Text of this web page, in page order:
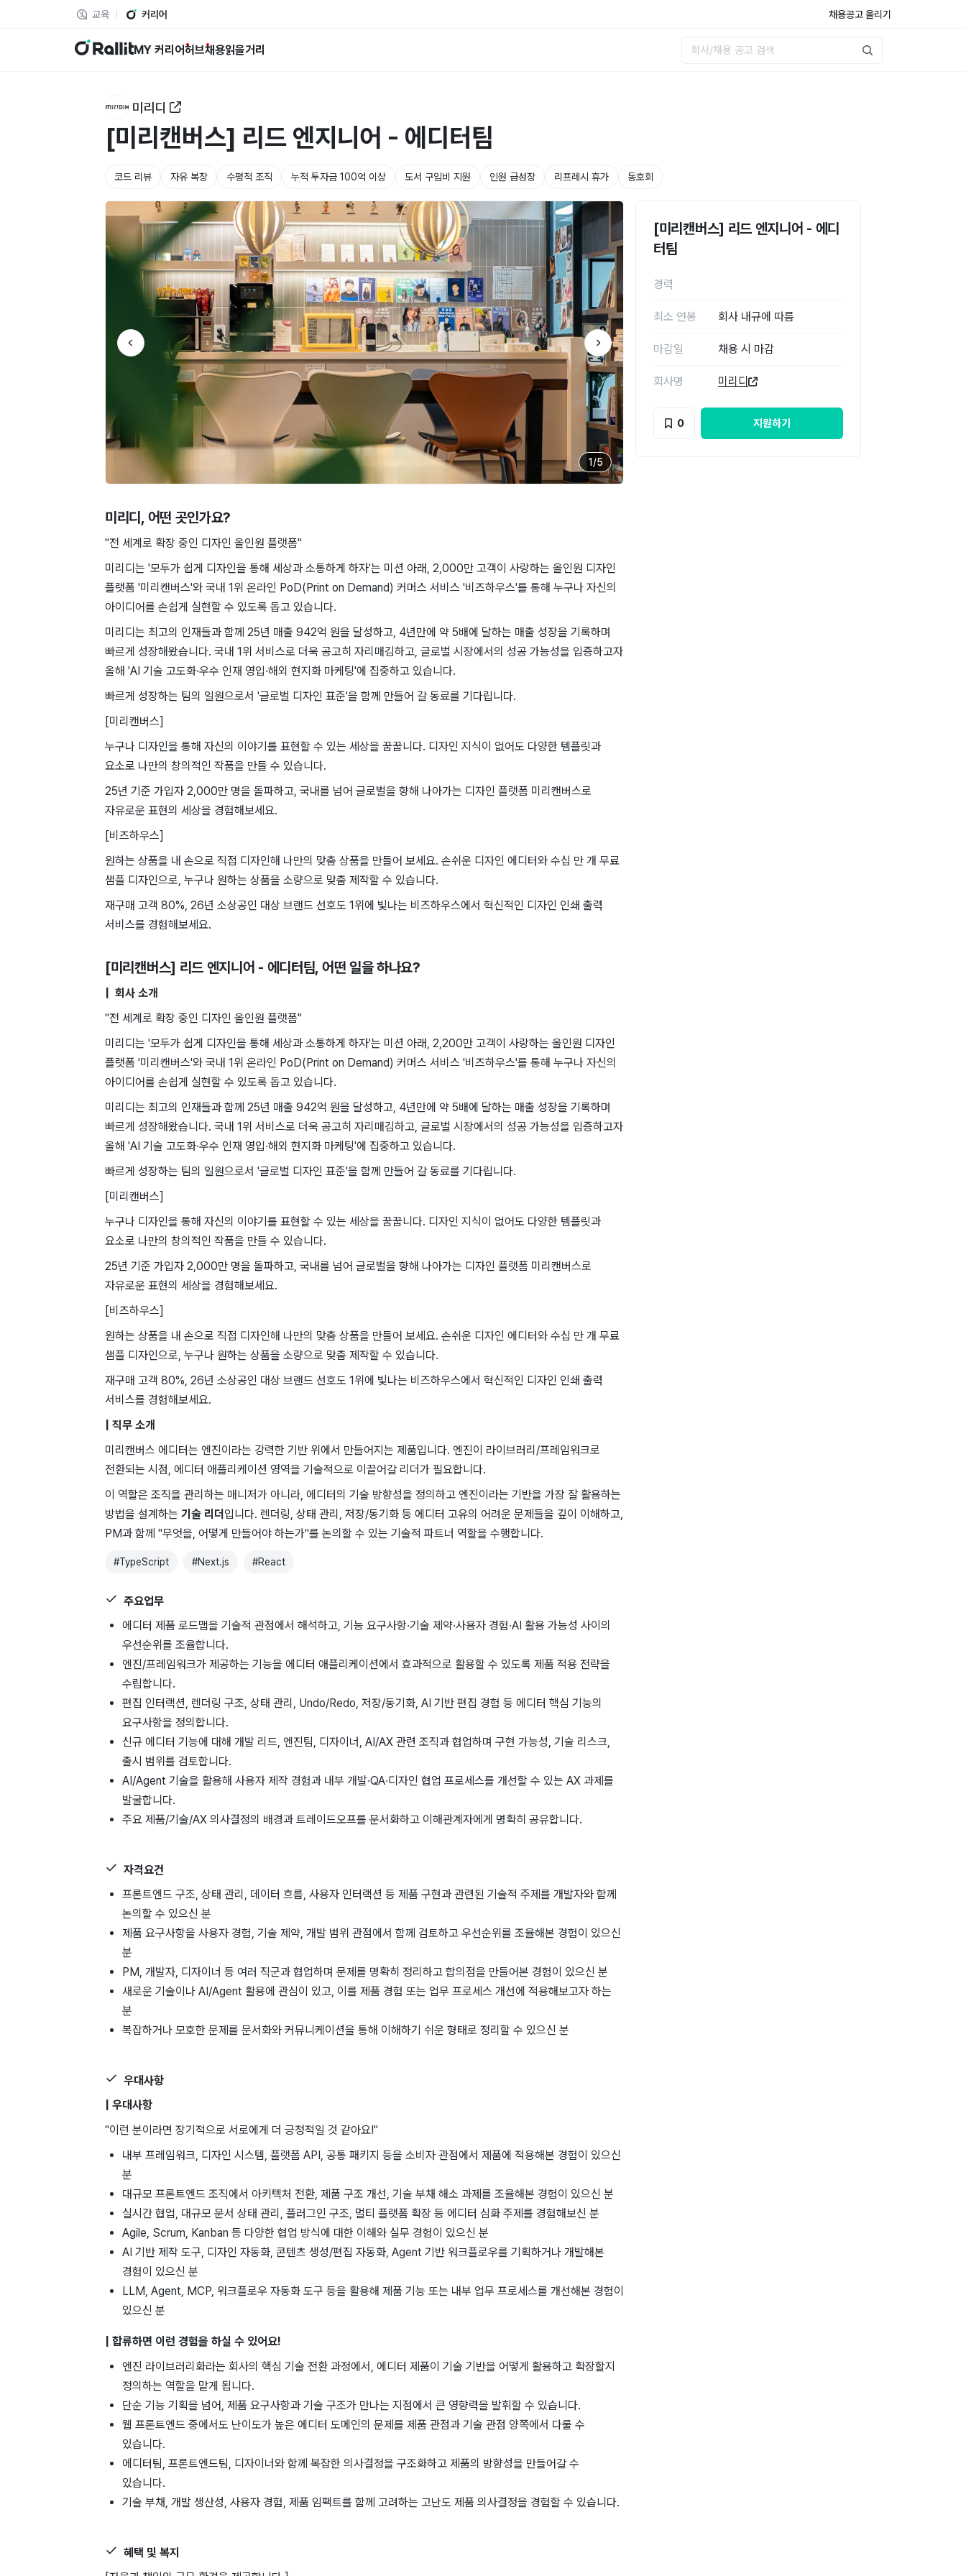
교육 커리어 채용공고 올리기
랠릿 MY 커리어허브채용읽을거리
미리디
[미리캔버스] 리드 엔지니어 - 에디터팀
코드 리뷰 자유 복장 수평적 조직 누적 투자금 100억 이상 도서 구입비 지원 인원 급성장 리프레시 휴가 동호회
1/5
미리디 , 어떤 곳인가요?
"전 세계로 확장 중인 디자인 올인원 플랫폼"
미리디는 '모두가 쉽게 디자인을 통해 세상과 소통하게 하자'는 미션 아래, 2,000만 고객이 사랑하는 올인원 디자인
플랫폼 '미리캔버스'와 국내 1위 온라인 PoD(Print on Demand) 커머스 서비스 '비즈하우스'를 통해 누구나 자신의
아이디어를 손쉽게 실현할 수 있도록 돕고 있습니다.
미리디는 최고의 인재들과 함께 25년 매출 942억 원을 달성하고, 4년만에 약 5배에 달하는 매출 성장을 기록하며
빠르게 성장해왔습니다. 국내 1위 서비스로 더욱 공고히 자리매김하고, 글로벌 시장에서의 성공 가능성을 입증하고자
올해 'AI 기술 고도화·우수 인재 영입·해외 현지화 마케팅'에 집중하고 있습니다.
빠르게 성장하는 팀의 일원으로서 '글로벌 디자인 표준'을 함께 만들어 갈 동료를 기다립니다.
[미리캔버스]
누구나 디자인을 통해 자신의 이야기를 표현할 수 있는 세상을 꿈꿉니다. 디자인 지식이 없어도 다양한 템플릿과
요소로 나만의 창의적인 작품을 만들 수 있습니다.
25년 기준 가입자 2,000만 명을 돌파하고, 국내를 넘어 글로벌을 향해 나아가는 디자인 플랫폼 미리캔버스로
자유로운 표현의 세상을 경험해보세요.
[비즈하우스]
원하는 상품을 내 손으로 직접 디자인해 나만의 맞춤 상품을 만들어 보세요. 손쉬운 디자인 에디터와 수십 만 개 무료
샘플 디자인으로, 누구나 원하는 상품을 소량으로 맞춤 제작할 수 있습니다.
재구매 고객 80%, 26년 소상공인 대상 브랜드 선호도 1위에 빛나는 비즈하우스에서 혁신적인 디자인 인쇄 출력
서비스를 경험해보세요.
[미리캔버스] 리드 엔지니어 - 에디터팀, 어떤 일을 하나요?
| 회사 소개
"전 세계로 확장 중인 디자인 올인원 플랫폼"
미리디는 '모두가 쉽게 디자인을 통해 세상과 소통하게 하자'는 미션 아래, 2,200만 고객이 사랑하는 올인원 디자인
플랫폼 '미리캔버스'와 국내 1위 온라인 PoD(Print on Demand) 커머스 서비스 '비즈하우스'를 통해 누구나 자신의
아이디어를 손쉽게 실현할 수 있도록 돕고 있습니다.
미리디는 최고의 인재들과 함께 25년 매출 942억 원을 달성하고, 4년만에 약 5배에 달하는 매출 성장을 기록하며
빠르게 성장해왔습니다. 국내 1위 서비스로 더욱 공고히 자리매김하고, 글로벌 시장에서의 성공 가능성을 입증하고자
올해 'AI 기술 고도화·우수 인재 영입·해외 현지화 마케팅'에 집중하고 있습니다.
빠르게 성장하는 팀의 일원으로서 '글로벌 디자인 표준'을 함께 만들어 갈 동료를 기다립니다.
[미리캔버스]
누구나 디자인을 통해 자신의 이야기를 표현할 수 있는 세상을 꿈꿉니다. 디자인 지식이 없어도 다양한 템플릿과
요소로 나만의 창의적인 작품을 만들 수 있습니다.
25년 기준 가입자 2,000만 명을 돌파하고, 국내를 넘어 글로벌을 향해 나아가는 디자인 플랫폼 미리캔버스로
자유로운 표현의 세상을 경험해보세요.
[비즈하우스]
원하는 상품을 내 손으로 직접 디자인해 나만의 맞춤 상품을 만들어 보세요. 손쉬운 디자인 에디터와 수십 만 개 무료
샘플 디자인으로, 누구나 원하는 상품을 소량으로 맞춤 제작할 수 있습니다.
재구매 고객 80%, 26년 소상공인 대상 브랜드 선호도 1위에 빛나는 비즈하우스에서 혁신적인 디자인 인쇄 출력
서비스를 경험해보세요.
| 직무 ​소개 ​
미리캔버스 ​에디터는 엔진이라는 ​강력한 기반 위에서 만들어지는 ​제품입니다. ​엔진이 라이브러리/프레임워크로 ​
전환되는 시점, 에디터 ​애플리케이션 영역을 ​기술적으로 ​이끌어갈 리더가 ​필요합니다.
이 ​역할은 ​조직을 관리하는 매니저가 ​아니라, ​에디터의 기술 방향성을 ​정의하고 ​엔진이라는 ​기반을 가장 잘 ​활용하는
방법을 ​설계하는 ​ 기술 리더 입니다. ​렌더링, 상태 ​관리, ​저장/동기화 등 에디터 ​고유의 어려운 ​문제들을 깊이 이해하고,
PM과 함께 "무엇을, 어떻게 만들어야 하는가"를 논의할 수 있는 기술적 파트너 역할을 수행합니다.
#TypeScript #Next.js #React
주요업무
에디터 제품 로드맵을 기술적 관점에서 해석하고, 기능 요구사항·기술 제약·사용자 경험·AI 활용 가능성 사이의
우선순위를 조율합니다.
엔진/프레임워크가 제공하는 기능을 에디터 애플리케이션에서 효과적으로 활용할 수 있도록 제품 적용 전략을
수립합니다.
편집 인터랙션, 렌더링 구조, 상태 관리, Undo/Redo, 저장/동기화, AI 기반 편집 경험 등 에디터 핵심 기능의
요구사항을 정의합니다.
신규 에디터 기능에 대해 개발 리드, 엔진팀, 디자이너, AI/AX 관련 조직과 협업하며 구현 가능성, 기술 리스크,
출시 범위를 검토합니다.
AI/Agent 기술을 활용해 사용자 제작 경험과 내부 개발·QA·디자인 협업 프로세스를 개선할 수 있는 AX 과제를
발굴합니다.
주요 제품/기술/AX 의사결정의 배경과 트레이드오프를 문서화하고 이해관계자에게 명확히 공유합니다.
자격요건
프론트엔드 구조, 상태 관리, 데이터 흐름, 사용자 인터랙션 등 제품 구현과 관련된 기술적 주제를 개발자와 함께
논의할 수 있으신 분
제품 요구사항을 사용자 경험, 기술 제약, 개발 범위 관점에서 함께 검토하고 우선순위를 조율해본 경험이 있으신
분
PM, 개발자, 디자이너 등 여러 직군과 협업하며 문제를 명확히 정리하고 합의점을 만들어본 경험이 있으신 분
새로운 기술이나 AI/Agent 활용에 관심이 있고, 이를 제품 경험 또는 업무 프로세스 개선에 적용해보고자 하는
분
복잡하거나 모호한 문제를 문서화와 커뮤니케이션을 통해 이해하기 쉬운 형태로 정리할 수 있으신 분
우대사항
| 우대사항
"이런 분이라면 장기적으로 서로에게 더 긍정적일 것 같아요!"
내부 프레임워크, 디자인 시스템, 플랫폼 API, 공통 패키지 등을 소비자 관점에서 제품에 적용해본 경험이 있으신
분
대규모 프론트엔드 조직에서 아키텍처 전환, 제품 구조 개선, 기술 부채 해소 과제를 조율해본 경험이 있으신 분
실시간 협업, 대규모 문서 상태 관리, 플러그인 구조, 멀티 플랫폼 확장 등 에디터 심화 주제를 경험해보신 분
Agile, Scrum, Kanban 등 다양한 협업 방식에 대한 이해와 실무 경험이 있으신 분
AI 기반 제작 도구, 디자인 자동화, 콘텐츠 생성/편집 자동화, Agent 기반 워크플로우를 기획하거나 개발해본
경험이 있으신 분
LLM, Agent, MCP, 워크플로우 자동화 도구 등을 활용해 제품 기능 또는 내부 업무 프로세스를 개선해본 경험이
있으신 분
| 합류하면 이런 경험을 하실 수 있어요!
엔진 라이브러리화라는 회사의 핵심 기술 전환 과정에서, 에디터 제품이 기술 기반을 어떻게 활용하고 확장할지
정의하는 역할을 맡게 됩니다.
단순 기능 기획을 넘어, 제품 요구사항과 기술 구조가 만나는 지점에서 큰 영향력을 발휘할 수 있습니다.
웹 프론트엔드 중에서도 난이도가 높은 에디터 도메인의 문제를 제품 관점과 기술 관점 양쪽에서 다룰 수
있습니다.
에디터팀, 프론트엔드팀, 디자이너와 함께 복잡한 의사결정을 구조화하고 제품의 방향성을 만들어갈 수
있습니다.
기술 부채, 개발 생산성, 사용자 경험, 제품 임팩트를 함께 고려하는 고난도 제품 의사결정을 경험할 수 있습니다.
혜택 및 복지
[미리캔버스] 리드 엔지니어 - 에디
터팀
경력
최소 연봉 회사 내규에 따름
마감일 채용 시 마감
회사명 미리디
0 지원하기